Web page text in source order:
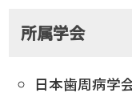
所属学会
日本歯周病学